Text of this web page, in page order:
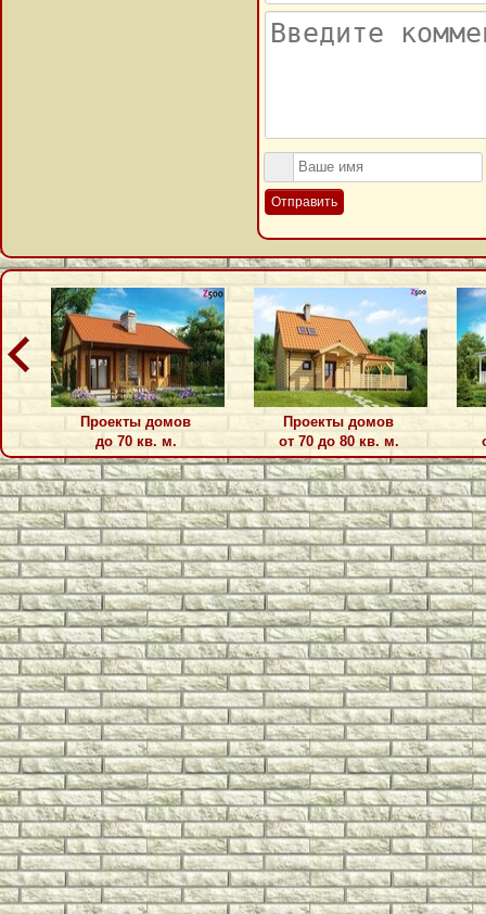
Отправить
Проекты домов
до 70 кв. м.
Проекты домов
от 70 до 80 кв. м.